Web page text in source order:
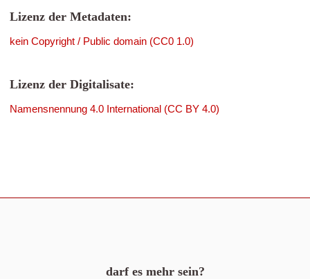
Lizenz der Metadaten:
kein Copyright / Public domain (CC0 1.0)
Lizenz der Digitalisate:
Namensnennung 4.0 International (CC BY 4.0)
darf es mehr sein?